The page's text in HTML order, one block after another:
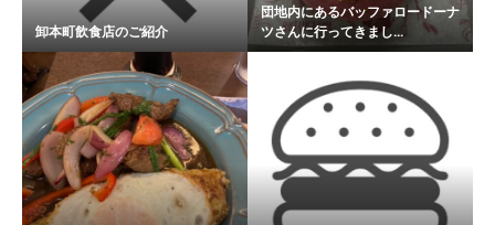
卸本町飲食店のご紹介
団地内にあるバッファロードーナ
ツさんに行ってきまし...